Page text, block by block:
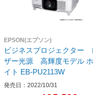
EPSON(エプソン)
ビジネスプロジェクター
ザー光源 高輝度モデル ホワ
イト EB-PU2113W
発売日：2022/10/31